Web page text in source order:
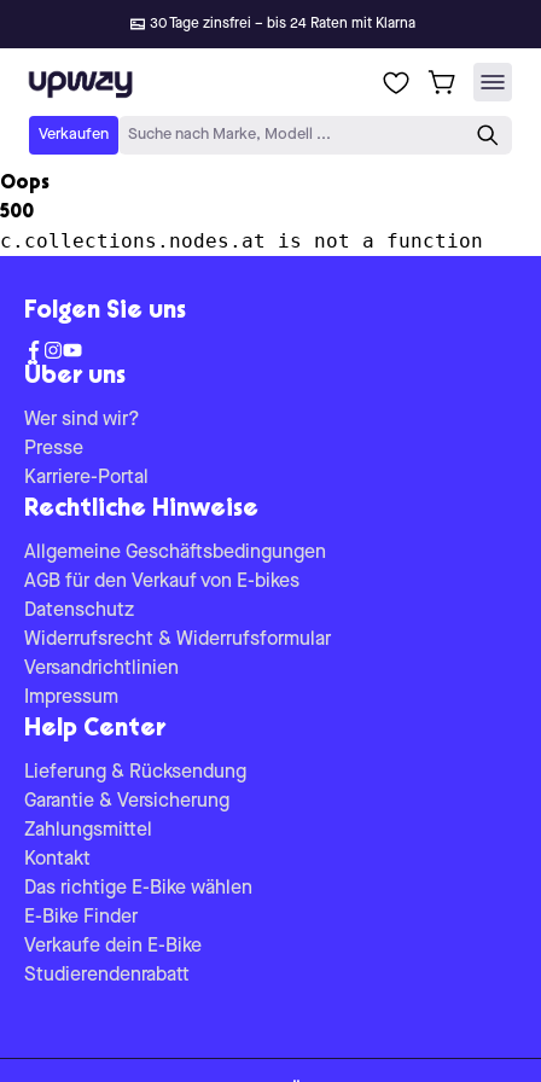
30 Tage zinsfrei – bis 24 Raten mit Klarna
Upway
Verkaufen Suche nach Marke, Modell ...
Oops
500
c.collections.nodes.at is not a function
Über uns
Wer sind wir?
Presse
Karriere-Portal
Rechtliche Hinweise
Allgemeine Geschäftsbedingungen
AGB für den Verkauf von E-bikes
Datenschutz
Widerrufsrecht & Widerrufsformular
Versandrichtlinien
Impressum
Help Center
Lieferung & Rücksendung
Garantie & Versicherung
Zahlungsmittel
Kontakt
Das richtige E-Bike wählen
E-Bike Finder
Verkaufe dein E-Bike
Studierendenrabatt
Folgen Sie uns